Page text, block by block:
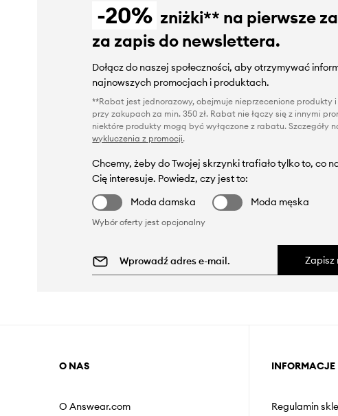
-20% zniżki** na pierwsze
za zapis do newslettera.
Dołącz do naszej społeczności, aby otrzymywać
najnowszych promocjach i produktach.
**Rabat jest jednorazowy, obejmuje nieprzecenione produkty
przy zakupach za min. 350 zł. Rabat nie łączy się z innymi
niektóre produkty mogą być wyłączone z rabatu. Szczegóły
wykluczenia z promocji.
Chcemy, żeby do Twojej skrzynki trafiało tylko to, co
Cię interesuje. Powiedz, czy jest to:
Moda damska
Moda męska
Wybór oferty jest opcjonalny
Zapisz
O NAS
O Answear.com
INFORMACJE
Regulamin